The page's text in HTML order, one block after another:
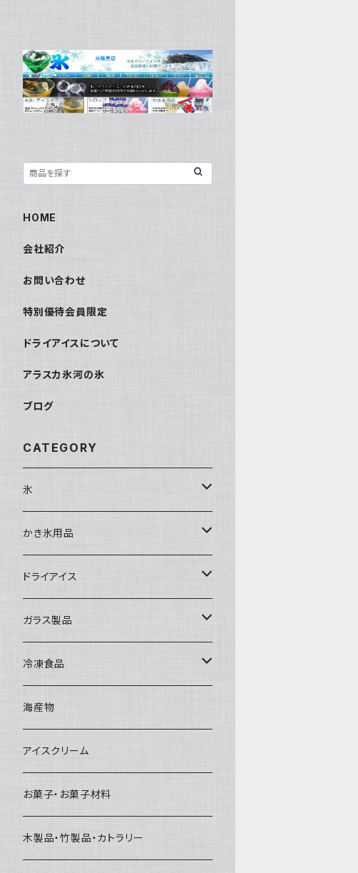
HOME
会社紹介
お問い合わせ
特別優待会員限定
ドライアイスについて
アラスカ氷河の氷
ブログ
CATEGORY
氷
富士天然水の氷
丸氷
直径70mm
直径65mm
角氷
砕氷
氷河の氷
氷アイテム
かき氷用品
かき氷シロップ
無果汁1.8Lパック
無果汁1Lパック
果汁入り600ｍL瓶
無添加瓶シロップ
かき氷機・かき氷器
かき氷カップ
発泡スチロール無地-使い捨て
発泡スチロールプリント柄
かき氷スプーン・スプーンストロー
プラスチック・スプーン
プラスチック・スプーンストロー
コンデンスミルク・練乳・あんこ
かき氷セット
その他かき氷用品
ドライアイス
ドライアイス3ｋｇ
ドライアイス4ｋｇ
ドライアイス5ｋｇ
ドライアイス8ｋｇ
ドライアイス10ｋｇ
ドライアイス15ｋｇ
ガラス製品
オンザロック・グラス
ビール・グラス
タンブラー
かき氷器
冷凍食品
肉まん・あんまん
パスタ・スパゲッティ
惣菜
海産物
アイスクリーム
お菓子・お菓子材料
木製品・竹製品・カトラリー